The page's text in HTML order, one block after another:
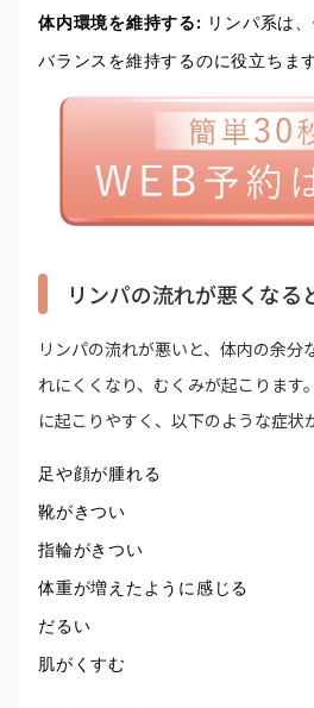
体内環境を維持する: リンパ系は
バランスを維持するのに役立ちます
リンパの流れが悪くなる
リンパの流れが悪いと、体内の余分
れにくくなり、むくみが起こります
に起こりやすく、以下のような症状
足や顔が腫れる
靴がきつい
指輪がきつい
体重が増えたように感じる
だるい
肌がくすむ